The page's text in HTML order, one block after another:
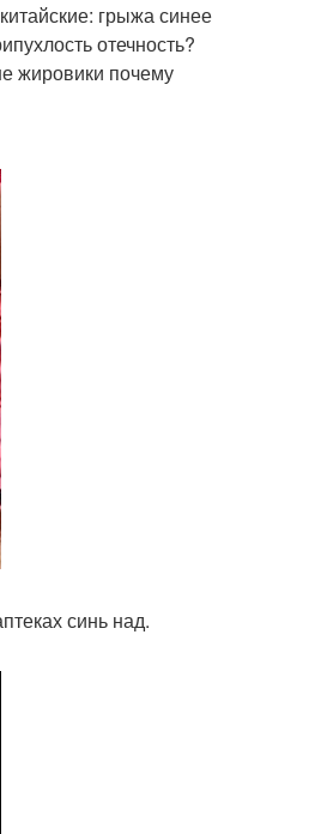
грыжа синее
отечность?
жировики почему
синь над.